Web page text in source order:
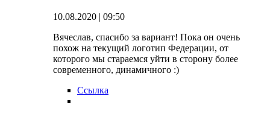
10.08.2020 | 09:50
Вячеслав, спасибо за вариант! Пока он очень
похож на текущий логотип Федерации, от
которого мы стараемся уйти в сторону более
современного, динамичного :)
Ссылка